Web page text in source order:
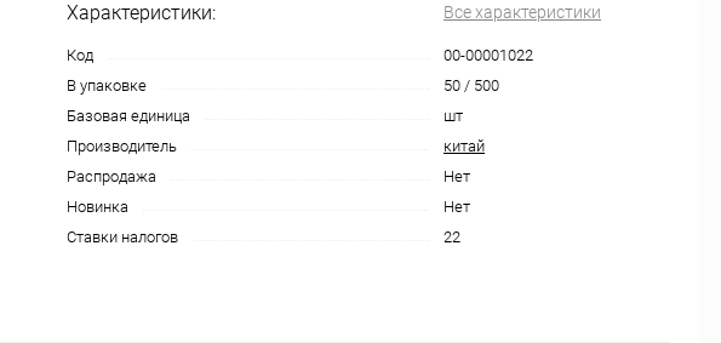
Характеристики: Все характеристики
Код
00-00001022
В упаковке
50 / 500
Базовая единица
шт
Производитель
китай
Распродажа
Нет
Новинка
Нет
Ставки налогов
22